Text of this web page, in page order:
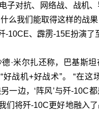
子对抗、网络战、战机
么我们能取得这样的战果
-10CE、霹雳-15E扮演了
德·米尔扎还称，巴基斯
好战机+好战术”。 “在这
一边，‘阵风’与歼-10C
们将歼-10C更好地融入